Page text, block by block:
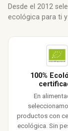
Desde el 2012
ecológica para ti
100%
En
productos con
ecológica. Sin